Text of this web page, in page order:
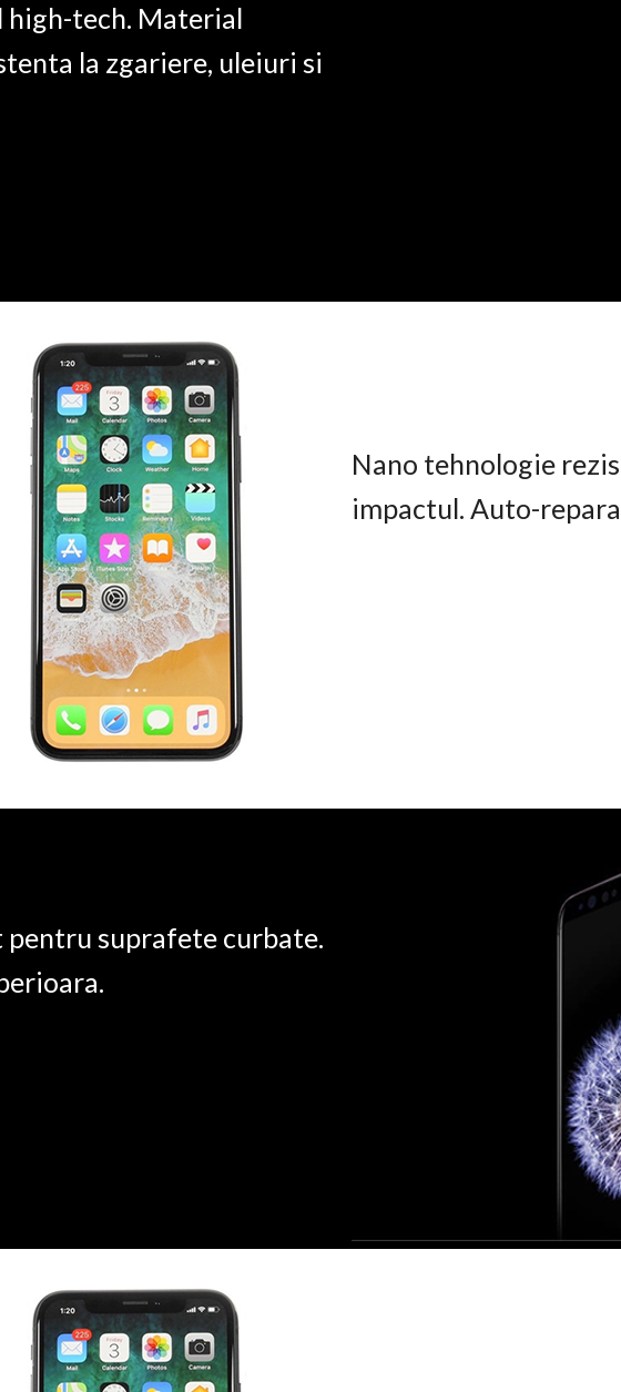
high-tech. Material
la zgariere, uleiuri si
Nano tehnologie
impactul. Auto-
suprafete curbate.